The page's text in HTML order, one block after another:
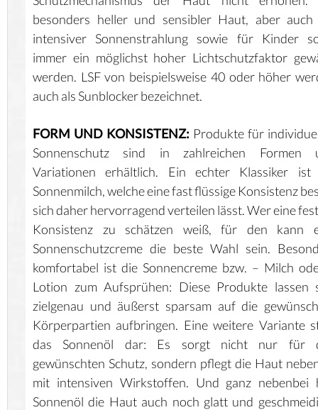
besonders heller und sensibler Haut, aber auch
intensiver Sonnenstrahlung sowie für Kinder
immer ein möglichst hoher Lichtschutzfaktor
werden. LSF von beispielsweise 40 oder höher
auch als Sunblocker bezeichnet.
FORM UND KONSISTENZ: Produkte für
Sonnenschutz sind in zahlreichen Formen
Variationen erhältlich. Ein echter Klassiker ist
Sonnenmilch, welche eine fast flüssige Konsistenz
sich daher hervorragend verteilen lässt. Wer eine
Konsistenz zu schätzen weiß, für den kann
Sonnenschutzcreme die beste Wahl sein.
komfortabel ist die Sonnencreme bzw. – Milch
Lotion zum Aufsprühen: Diese Produkte lassen
zielgenau und äußerst sparsam auf die
Körperpartien aufbringen. Eine weitere Variante
das Sonnenöl dar: Es sorgt nicht nur für
gewünschten Schutz, sondern pflegt die Haut
mit intensiven Wirkstoffen. Und ganz nebenbei
Sonnenöl die Haut auch noch glatt und